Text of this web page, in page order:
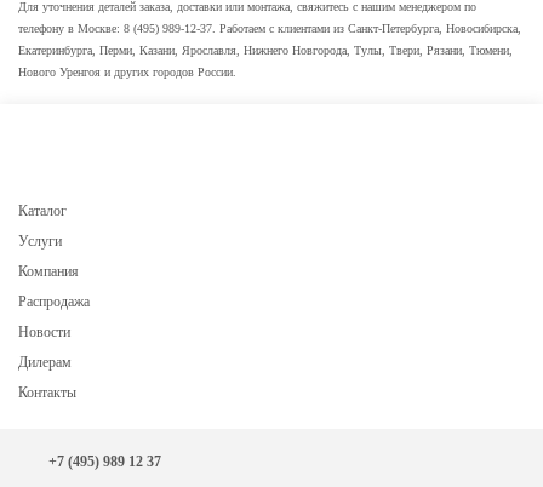
Для уточнения деталей заказа, доставки или монтажа, свяжитесь с нашим менеджером по
телефону в Москве: 8 (495) 989-12-37. Работаем с клиентами из Санкт-Петербурга, Новосибирска,
Екатеринбурга, Перми, Казани, Ярославля, Нижнего Новгорода, Тулы, Твери, Рязани, Тюмени,
Нового Уренгоя и других городов России.
Каталог
Услуги
Компания
Распродажа
Новости
Дилерам
Контакты
+7 (495) 989 12 37